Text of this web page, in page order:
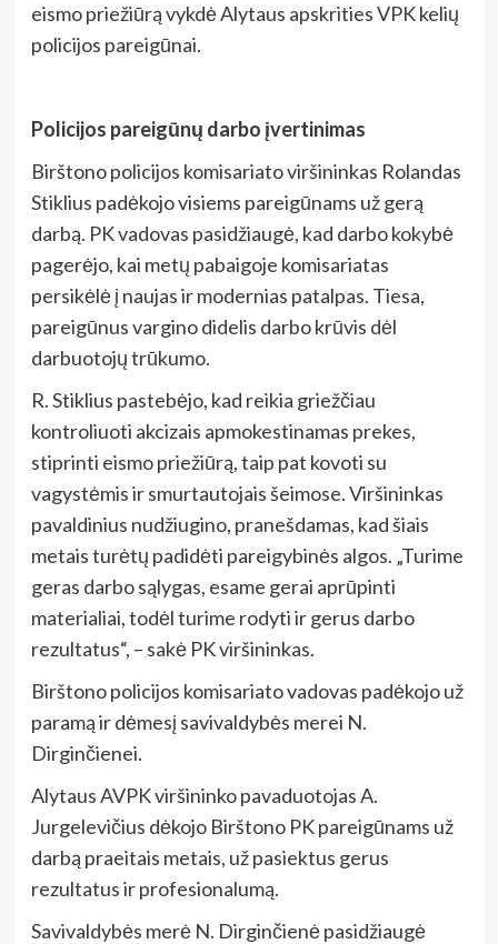
eismo priežiūrą vykdė Alytaus apskrities VPK kelių
policijos pareigūnai.
Policijos pareigūnų darbo įvertinimas
Birštono policijos komisariato viršininkas Rolandas
Stiklius padėkojo visiems pareigūnams už gerą
darbą. PK vadovas pasidžiaugė, kad darbo kokybė
pagerėjo, kai metų pabaigoje komisariatas
persikėlė į naujas ir modernias patalpas. Tiesa,
pareigūnus vargino didelis darbo krūvis dėl
darbuotojų trūkumo.
R. Stiklius pastebėjo, kad reikia griežčiau
kontroliuoti akcizais apmokestinamas prekes,
stiprinti eismo priežiūrą, taip pat kovoti su
vagystėmis ir smurtautojais šeimose. Viršininkas
pavaldinius nudžiugino, pranešdamas, kad šiais
metais turėtų padidėti pareigybinės algos. „Turime
geras darbo sąlygas, esame gerai aprūpinti
materialiai, todėl turime rodyti ir gerus darbo
rezultatus“, – sakė PK viršininkas.
Birštono policijos komisariato vadovas padėkojo už
paramą ir dėmesį savivaldybės merei N.
Dirginčienei.
Alytaus AVPK viršininko pavaduotojas A.
Jurgelevičius dėkojo Birštono PK pareigūnams už
darbą praeitais metais, už pasiektus gerus
rezultatus ir profesionalumą.
Savivaldybės merė N. Dirginčienė pasidžiaugė